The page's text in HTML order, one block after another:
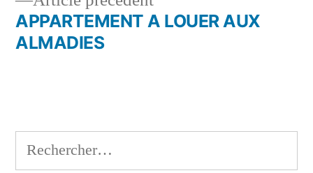
de
l’article
précédent :
APPARTEMENT A LOUER AUX
ALMADIES
Rechercher :